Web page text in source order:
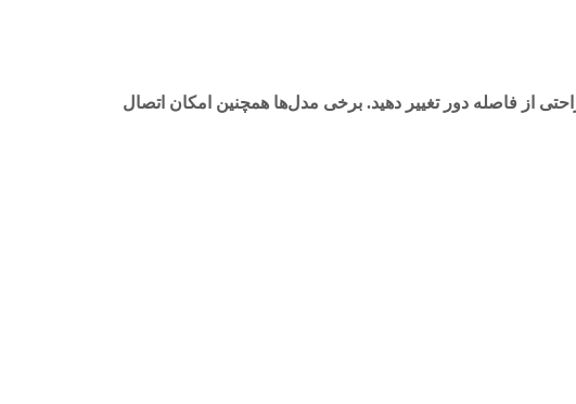
از فاصله دور تغییر دهید. برخی مدل‌ها همچنین امکان اتصال